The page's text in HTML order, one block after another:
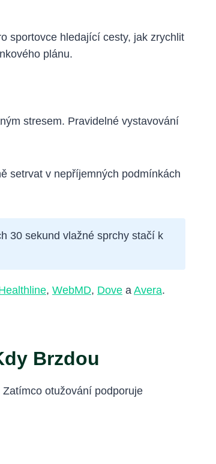
sportovce hledající cesty, jak zrychlit
plánu.
stresem. Pravidelné vystavování
setrvat v nepříjemných podmínkách
30 sekund vlažné sprchy stačí k
, WebMD, Dove a Avera.
Brzdou
otužování podporuje